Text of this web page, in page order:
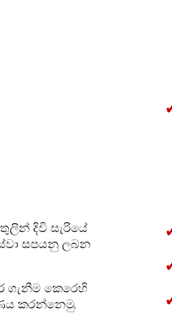
දිවි සැරියේ
සපයනු ලබන
ගැනීම කෙරෙහි
කරන්නෙමු.